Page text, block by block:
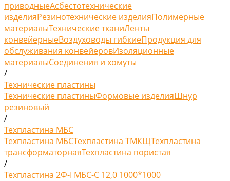
приводныеАсбестотехнические
изделияРезинотехнические изделияПолимерные
материалыТехнические тканиЛенты
конвейерныеВоздуховоды гибкиеПродукция для
обслуживания конвейеровИзоляционные
материалыСоединения и хомуты
/
Технические пластины
Технические пластиныФормовые изделияШнур
резиновый
/
Техпластина МБС
Техпластина МБСТехпластина ТМКЩТехпластина
трансформаторнаяТехпластина пористая
/
Техпластина 2Ф-I МБС-С 12,0 1000*1000